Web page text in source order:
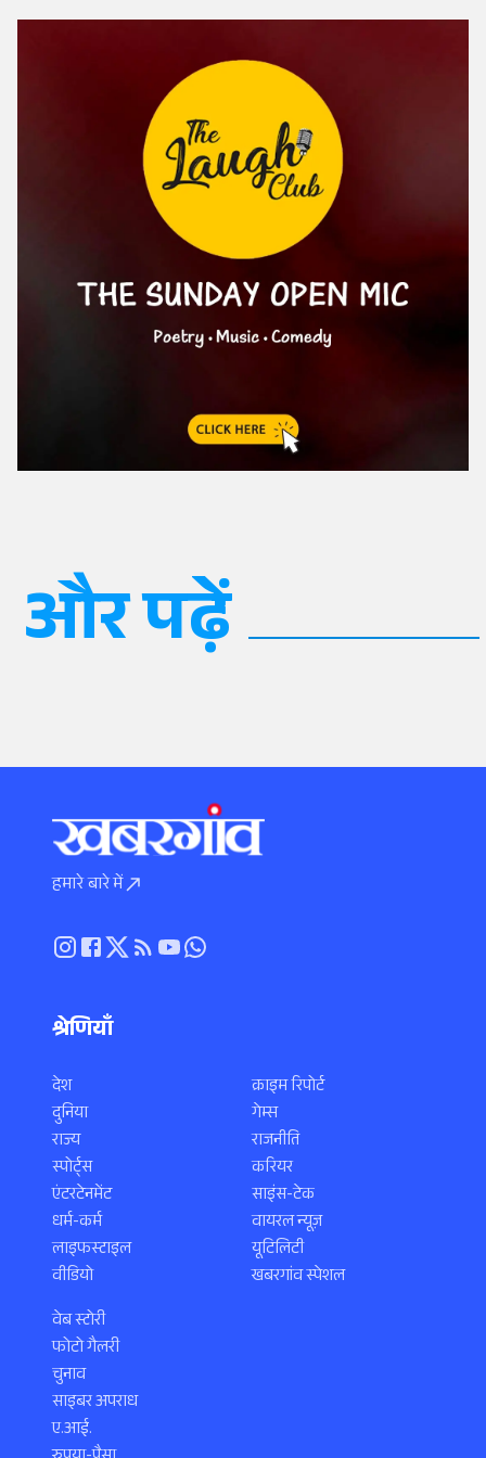
और पढ़ें
हमारे बारे में
श्रेणियाँ
देश
दुनिया
राज्य
स्पोर्ट्स
एंटरटेनमेंट
धर्म-कर्म
लाइफस्टाइल
वीडियो
क्राइम रिपोर्ट
गेम्स
राजनीति
करियर
साइंस-टेक
वायरल न्यूज़
यूटिलिटी
खबरगांव स्पेशल
वेब स्टोरी
फोटो गैलरी
चुनाव
साइबर अपराध
ए.आई.